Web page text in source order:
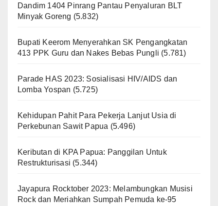
Dandim 1404 Pinrang Pantau Penyaluran BLT
Minyak Goreng (5.832)
Bupati Keerom Menyerahkan SK Pengangkatan
413 PPK Guru dan Nakes Bebas Pungli (5.781)
Parade HAS 2023: Sosialisasi HIV/AIDS dan
Lomba Yospan (5.725)
Kehidupan Pahit Para Pekerja Lanjut Usia di
Perkebunan Sawit Papua (5.496)
Keributan di KPA Papua: Panggilan Untuk
Restrukturisasi (5.344)
Jayapura Rocktober 2023: Melambungkan Musisi
Rock dan Meriahkan Sumpah Pemuda ke-95